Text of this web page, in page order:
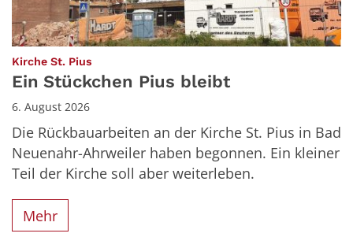
Kirche St. Pius
Ein Stückchen Pius bleibt
6. August 2026
Die Rückbauarbeiten an der Kirche St. Pius in Bad
Neuenahr-Ahrweiler haben begonnen. Ein kleiner
Teil der Kirche soll aber weiterleben.
Mehr